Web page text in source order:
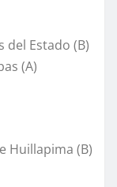
del Estado (B)
(A)
Huillapima (B)